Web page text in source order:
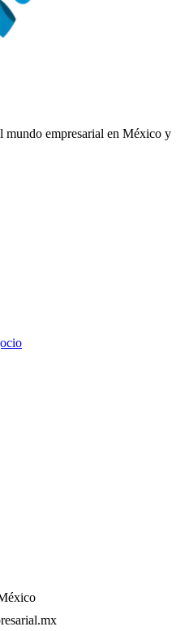
mundo empresarial en México y